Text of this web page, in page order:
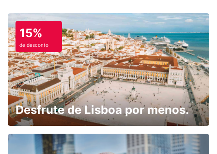
15%
de desconto
Desfrute de Lisboa por menos.